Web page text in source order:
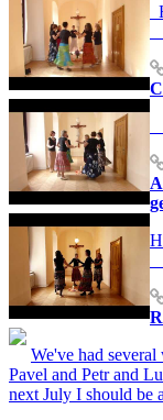
We've had
Pavel and Petr and
next July I should be